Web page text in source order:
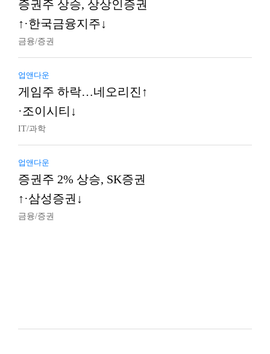
증권주 상승, 상상인증권
↑·한국금융지주↓
금융/증권
업앤다운
게임주 하락…네오리진↑
·조이시티↓
IT/과학
업앤다운
증권주 2% 상승, SK증권
↑·삼성증권↓
금융/증권